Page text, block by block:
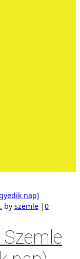
by szemle |0